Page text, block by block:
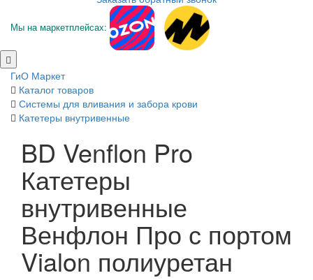
Мы на маркетплейсах:
ГиО Маркет
Каталог товаров
Системы для вливания и забора крови
Катетеры внутривенные
BD Venflon Pro
Катетеры
внутривенные
Венфлон Про с портом
Vialon полиуретан